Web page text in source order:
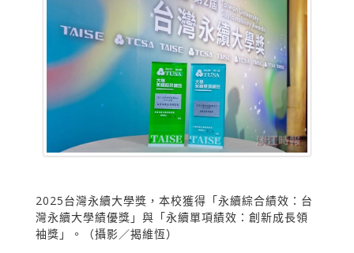
2025台灣永續大學獎，本校獲得「永續綜合績效：台
灣永續大學績優獎」與「永續單項績效：創新成長領
袖獎」。（攝影／揭維恆）